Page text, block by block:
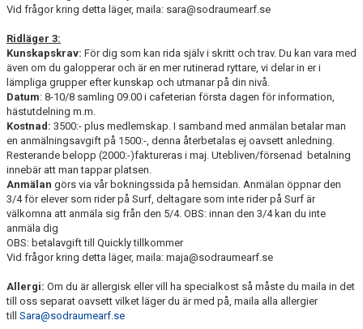
Vid frågor kring detta läger, maila: sara@sodraumearf.se
Ridläger 3:
Kunskapskrav: För dig som kan rida själv i skritt och trav. Du kan vara med
även om du galopperar och är en mer rutinerad ryttare, vi delar in er i
lämpliga grupper efter kunskap och utmanar på din nivå.
Datum: 8-10/8 samling 09.00 i cafeterian första dagen för information,
hästutdelning m.m.
Kostnad: 3500:- plus medlemskap. I samband med anmälan betalar man
en anmälningsavgift på 1500:-, denna återbetalas ej oavsett anledning.
Resterande belopp (2000:-)faktureras i maj. Utebliven/försenad betalning
innebär att man tappar platsen.
Anmälan görs via vår bokningssida på hemsidan. Anmälan öppnar den
3/4 för elever som rider på Surf, deltagare som inte rider på Surf är
välkomna att anmäla sig från den 5/4. OBS: innan den 3/4 kan du inte
anmäla dig
OBS: betalavgift till Quickly tillkommer
Vid frågor kring detta läger, maila: maja@sodraumearf.se
Allergi: Om du är allergisk eller vill ha specialkost så måste du maila in det
till oss separat oavsett vilket läger du är med på, maila alla allergier
till Sara@sodraumearf.se